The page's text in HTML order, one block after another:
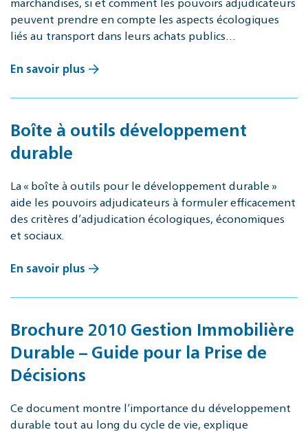
peuvent prendre en compte les aspects écologiques
liés au transport dans leurs achats publics…
En savoir plus
Boîte à outils développement
durable
La « boîte à outils pour le développement durable »
aide les pouvoirs adjudicateurs à formuler efficacement
des critères d’adjudication écologiques, économiques
et sociaux.
En savoir plus
Brochure 2010 Gestion Immobilière
Durable – Guide pour la Prise de
Décisions
Ce document montre l‘importance du développement
durable tout au long du cycle de vie, explique